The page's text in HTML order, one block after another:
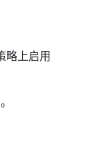
略上启用